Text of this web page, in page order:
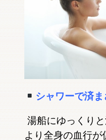
シャワーで済
湯船にゆっくり
より全身の血行